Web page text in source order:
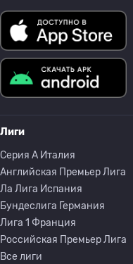
Лиги
Серия A Италия
Английская Премьер Лига
Ла Лига Испания
Бундеслига Германия
Лига 1 Франция
Российская Премьер Лига
Все лиги